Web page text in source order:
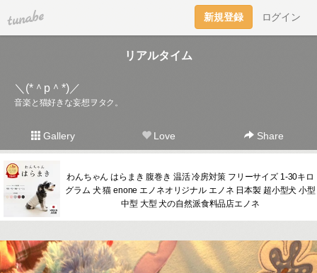
tuna.be 新規登録 ログイン
リアルタイム
＼(*＾p＾*)／
音楽と猫好きな妄想ヲタク。
Gallery Love Share
わんちゃん はらまき 腹巻き 温活 冷房対策 フリーサイズ 1-30キロ
グラム 犬 猫 enone エノネオリジナル エノネ 日本製 超小型犬 小型
中型 大型 犬の自然派食料品店エノネ